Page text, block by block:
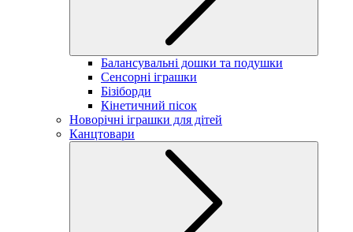
Балансувальні дошки та подушки
Сенсорні іграшки
Бізіборди
Кінетичний пісок
Новорічні іграшки для дітей
Канцтовари